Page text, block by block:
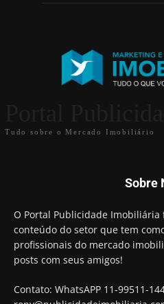
Tudo sobre o Mercado Imobiliário
Sobre
O Portal Publicidade
conteúdo do setor que tem
profissionais do mercado
posts com seus amigos!
Contato: WhatsAPP 11-99511-